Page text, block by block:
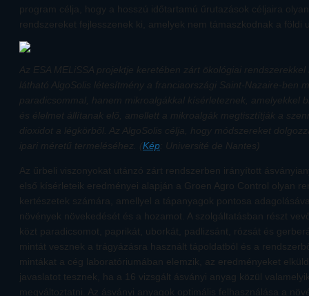
program célja, hogy a hosszú időtartamú űrutazások céljaira
rendszereket fejlesszenek ki, amelyek nem támaszkodnak a földi
Az ESA MELiSSA projektje keretében zárt ökológiai
látható AlgoSolis létesítmény a franciaországi Saint-Nazaire-ben
paradicsommal, hanem mikroalgákkal kísérleteznek, amelyekkel
és élelmet állítanak elő, amellett a mikroalgák megtisztítják a
dioxidot a légkörből. Az AlgoSolis célja, hogy módszereket
ipari méretű termeléséhez. (Kép: Université de Nantes)
Az űrbeli viszonyokat utánzó zárt rendszerben irányított
első kísérleteik eredményei alapján a Groen Agro Control olyan
kertészetek számára, amellyel a tápanyagok pontosa
növények növekedését és a hozamot. A szolgáltatásban részt
közt paradicsomot, paprikát, uborkát, padlizsánt, rózsát és
mintát vesznek a trágyázásra használt tápoldatból és a
mintákat a cég laboratóriumában elemzik, az eredményeket
javaslatot tesznek, ha a 16 vizsgált ásványi anyag közül
megváltoztatni. Az ásványi anyagok optimális felhasználása a